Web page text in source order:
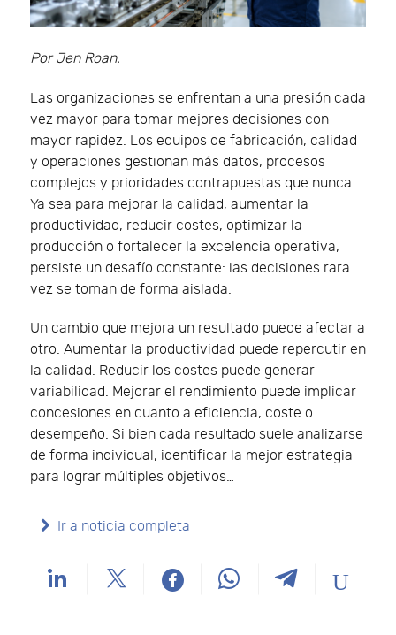
Por Jen Roan.
Las organizaciones se enfrentan a una presión cada
vez mayor para tomar mejores decisiones con
mayor rapidez. Los equipos de fabricación, calidad
y operaciones gestionan más datos, procesos
complejos y prioridades contrapuestas que nunca.
Ya sea para mejorar la calidad, aumentar la
productividad, reducir costes, optimizar la
producción o fortalecer la excelencia operativa,
persiste un desafío constante: las decisiones rara
vez se toman de forma aislada.
Un cambio que mejora un resultado puede afectar a
otro. Aumentar la productividad puede repercutir en
la calidad. Reducir los costes puede generar
variabilidad. Mejorar el rendimiento puede implicar
concesiones en cuanto a eficiencia, coste o
desempeño. Si bien cada resultado suele analizarse
de forma individual, identificar la mejor estrategia
para lograr múltiples objetivos…
Ir a noticia completa